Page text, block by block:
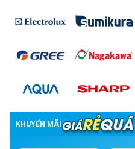
KHUYẾN MÃI